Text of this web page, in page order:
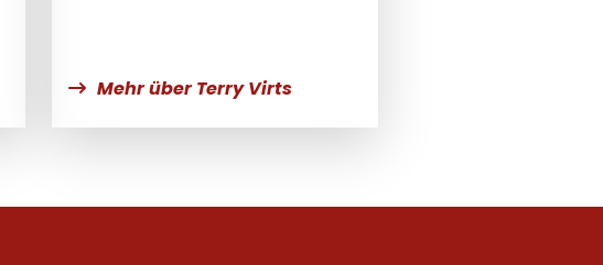
Mehr über Terry Virts